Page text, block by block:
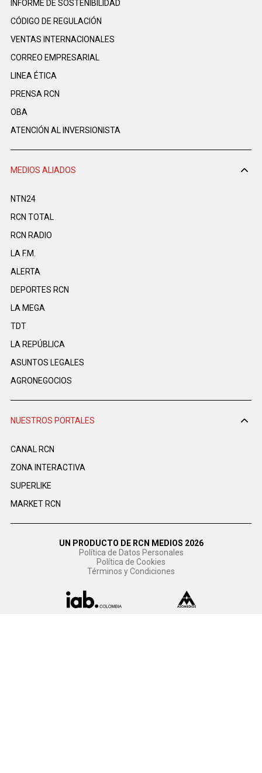
INFORME DE SOSTENIBILIDAD
CÓDIGO DE REGULACIÓN
VENTAS INTERNACIONALES
CORREO EMPRESARIAL
LINEA ÉTICA
PRENSA RCN
OBA
ATENCIÓN AL INVERSIONISTA
MEDIOS ALIADOS
NTN24
RCN TOTAL
RCN RADIO
LA F.M.
ALERTA
DEPORTES RCN
LA MEGA
TDT
LA REPÚBLICA
ASUNTOS LEGALES
AGRONEGOCIOS
NUESTROS PORTALES
CANAL RCN
ZONA INTERACTIVA
SUPERLIKE
MARKET RCN
UN PRODUCTO DE RCN MEDIOS 2026
Política de Datos Personales
Política de Cookies
Términos y Condiciones